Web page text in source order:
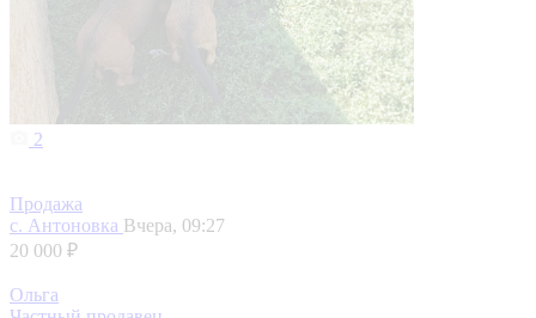
2
Продажа
с. Антоновка Вчера, 09:27
20 000 ₽
Ольга